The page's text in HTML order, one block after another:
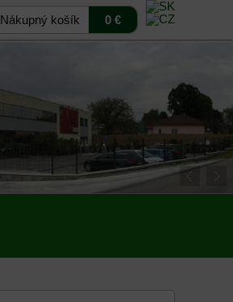
Nákupný košík 0 €